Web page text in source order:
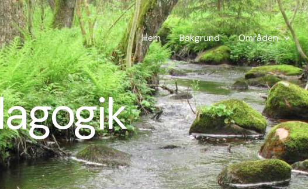
Hem Bakgrund Områden